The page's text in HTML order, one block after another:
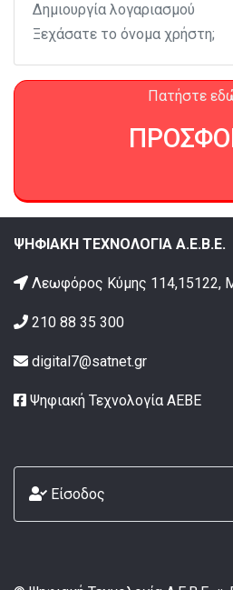
Δημιουργία λογαριασμού
Ξεχάσατε το όνομα χρήστη;
Πατήστε
ΨΗΦΙΑΚΗ ΤΕΧΝΟΛΟΓΙΑ Α.Ε.Β.Ε.
Λεωφόρος Κύμης 114,15122,
210 88 35 300
digital7@satnet.gr
Ψηφιακή Τεχνολογία ΑΕΒΕ
Είσοδος